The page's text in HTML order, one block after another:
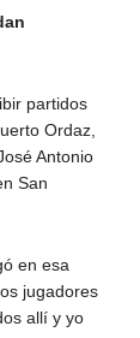
partidos
Ordaz,
Antonio
San
en esa
jugadores
allí y yo